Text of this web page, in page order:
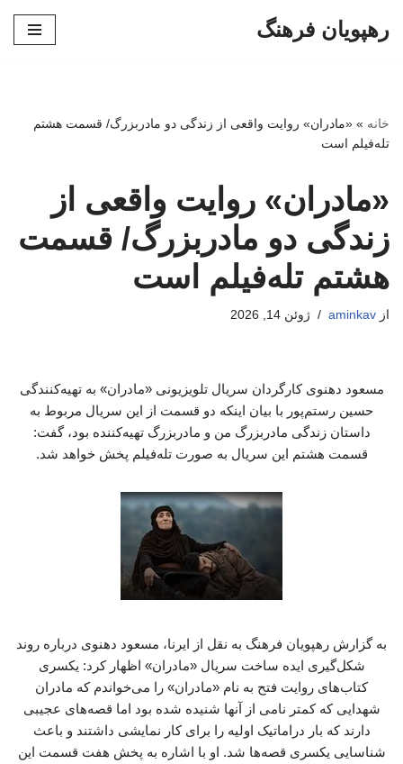
رهپویان فرهنگ
خانه » «مادران» روایت واقعی از زندگی دو مادربزرگ/ قسمت هشتم
تله‌فیلم است
«مادران» روایت واقعی از
زندگی دو مادربزرگ/ قسمت
هشتم تله‌فیلم است
از aminkav ژوئن 14, 2026
مسعود دهنوی کارگردان سریال تلویزیونی «مادران» به تهیه‌کنندگی
حسین رستم‌پور با بیان اینکه دو قسمت از این سریال مربوط به
داستان زندگی مادربزرگ من و مادربزرگ تهیه‌کننده بود، گفت:
قسمت هشتم این سریال به صورت تله‌فیلم پخش خواهد شد.
به گزارش رهپویان فرهنگ به نقل از ایرنا، مسعود دهنوی درباره روند
شکل‌گیری ایده ساخت سریال «مادران» اظهار کرد: یکسری
کتاب‌های روایت فتح به نام «مادران» را می‌خواندم که مادران
شهدایی که کمتر نامی از آنها شنیده شده بود اما قصه‌های عجیبی
دارند که بار دراماتیک اولیه را برای کار نمایشی داشتند و باعث
شناسایی یکسری قصه‌ها شد. او با اشاره به پخش هفت قسمت این